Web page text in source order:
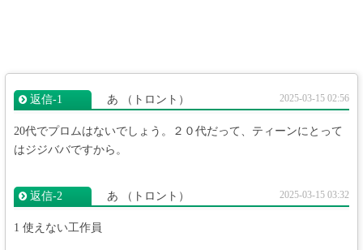
返信‐1 あ （トロント） 2025-03-15 02:56
20代でプロムはないでしょう。２０代だって、ティーンにとって
はジジババですから。
返信‐2 あ （トロント） 2025-03-15 03:32
1 使えない工作員